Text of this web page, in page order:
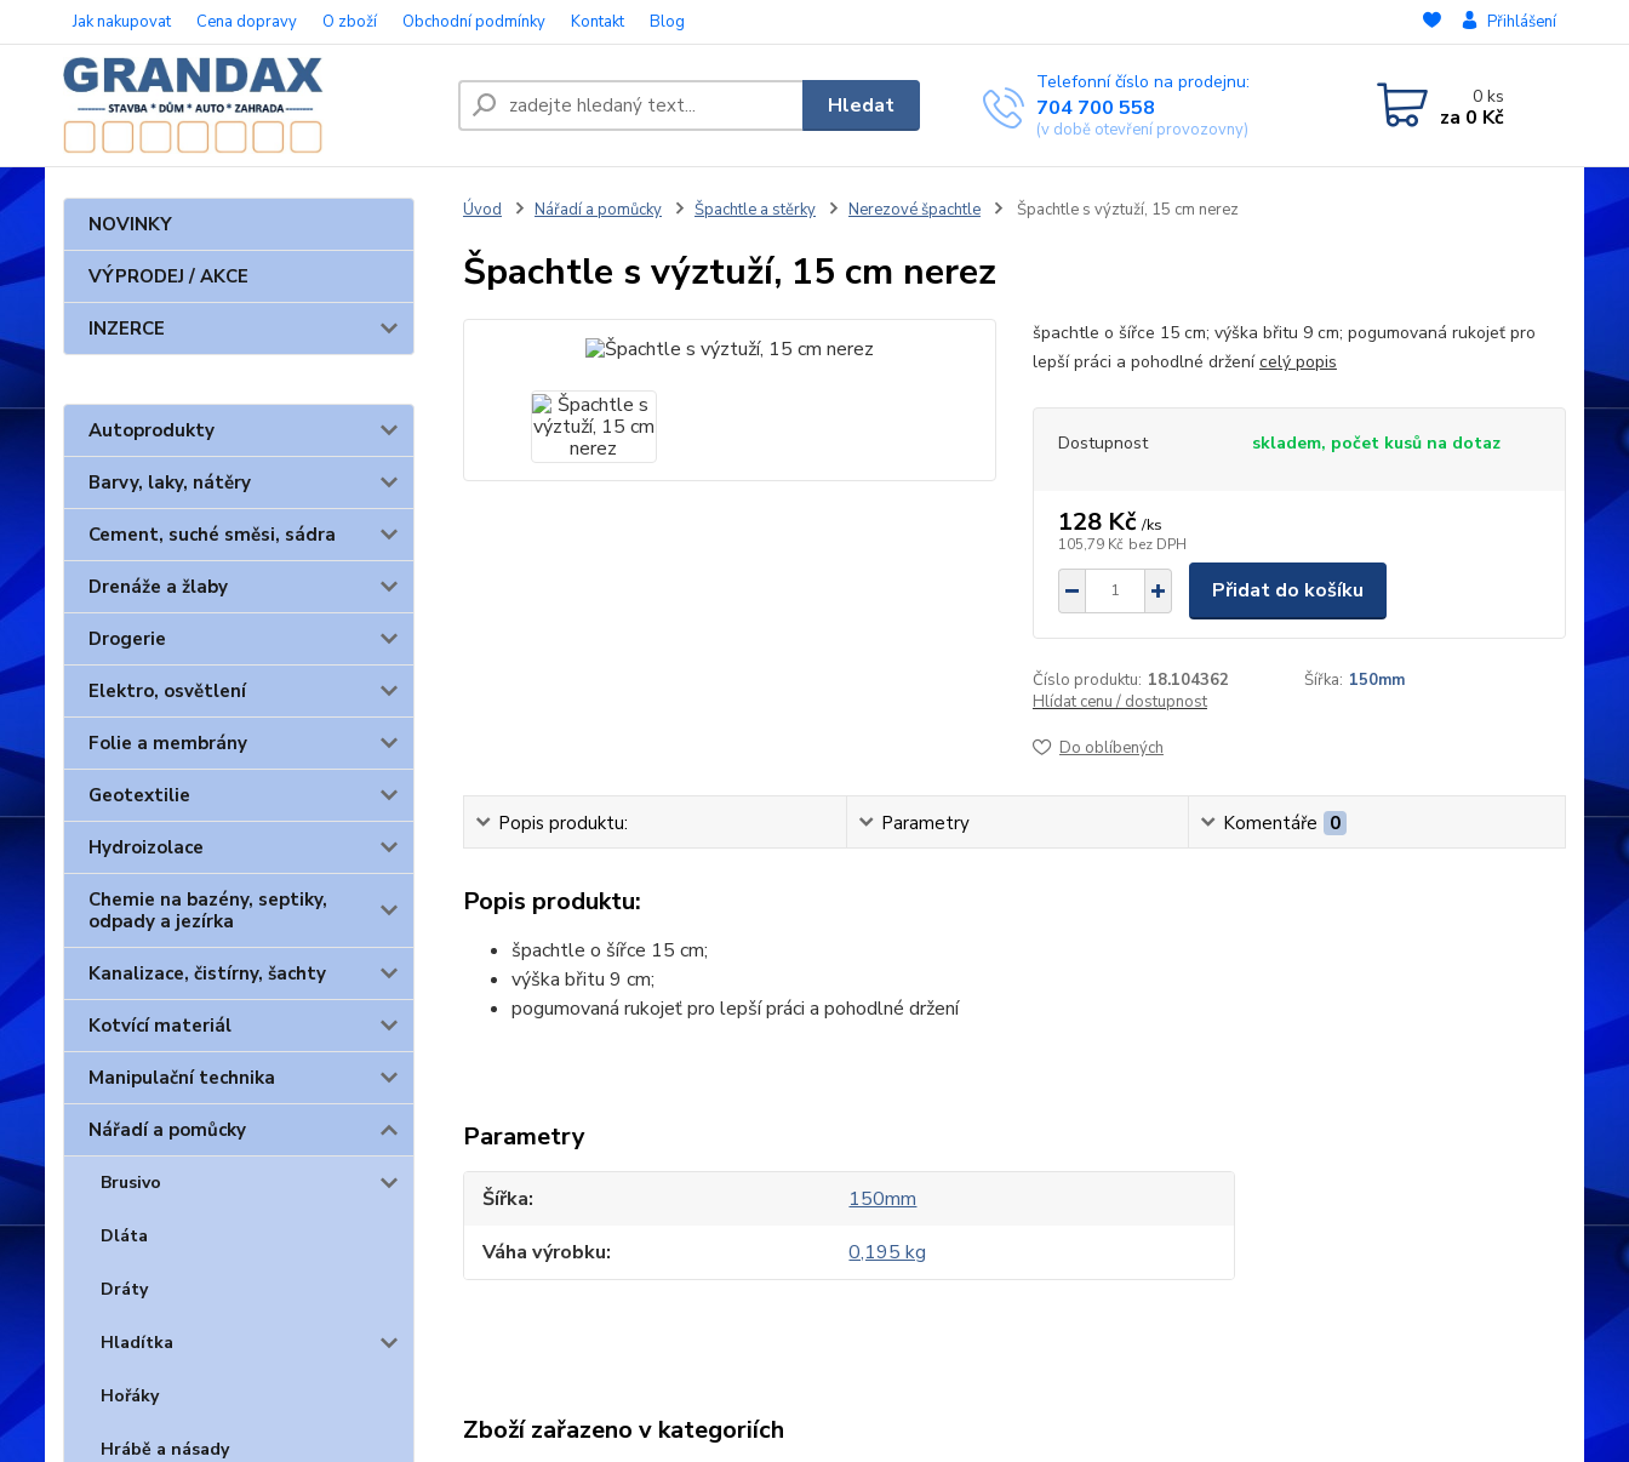
Jak nakupovat Cena dopravy O zboží Obchodní podmínky Kontakt Blog Přihlášení
Hledat
Telefonní číslo na prodejnu:
704 700 558
(v době otevření provozovny)
0ks
za 0 Kč
NOVINKY
VÝPRODEJ / AKCE
INZERCE
Autoprodukty
Barvy, laky, nátěry
Cement, suché směsi, sádra
Drenáže a žlaby
Drogerie
Elektro, osvětlení
Folie a membrány
Geotextilie
Hydroizolace
Chemie na bazény, septiky,
odpady a jezírka
Kanalizace, čistírny, šachty
Kotvící materiál
Manipulační technika
Nářadí a pomůcky
Brusivo
Dláta
Dráty
Hladítka
Hořáky
Hrábě a násady
Úvod Nářadí a pomůcky Špachtle a stěrky Nerezové špachtle Špachtle s výztuží, 15 cm nerez
Špachtle s výztuží, 15 cm nerez
špachtle o šířce 15 cm; výška břitu 9 cm; pogumovaná rukojeť pro
lepší práci a pohodlné drženícelý popis
Dostupnost skladem, počet kusů na dotaz
128 Kč /ks
105,79 Kč bez DPH
Přidat do košíku
Číslo produktu: 18.104362 Šířka: 150mm
Hlídat cenu / dostupnost
Do oblíbených
Popis produktu: Parametry Komentáře 0
Popis produktu:
špachtle o šířce 15 cm;
výška břitu 9 cm;
pogumovaná rukojeť pro lepší práci a pohodlné držení
Parametry
Šířka
150mm
Váha výrobku
0,195 kg
Zboží zařazeno v kategoriích